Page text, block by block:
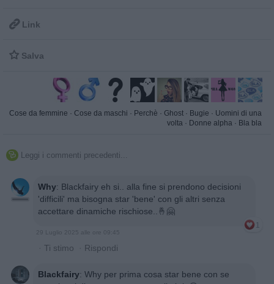
 Link
 Salva
Cose da femmine · Cose da maschi · Perchè · Ghost · Bugie · Uomini di una
volta · Donne alpha · Bla bla
 Leggi i commenti precedenti...
Why: Blackfairy eh si.. alla fine si prendono decisioni
'difficili' ma bisogna star 'bene' con gli altri senza
accettare dinamiche rischiose..🤞🤗
1
29 Luglio 2025 alle ore 09:45
· Ti stimo · Rispondi
Blackfairy: Why per prima cosa star bene con se